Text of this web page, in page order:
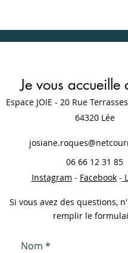
Je vous accueille
Espace JOIE - 20 Rue
64320 Lée
06 66 12 31 85
Instagram - Facebook-
Si vous avez des questions,
remplir le
Nom